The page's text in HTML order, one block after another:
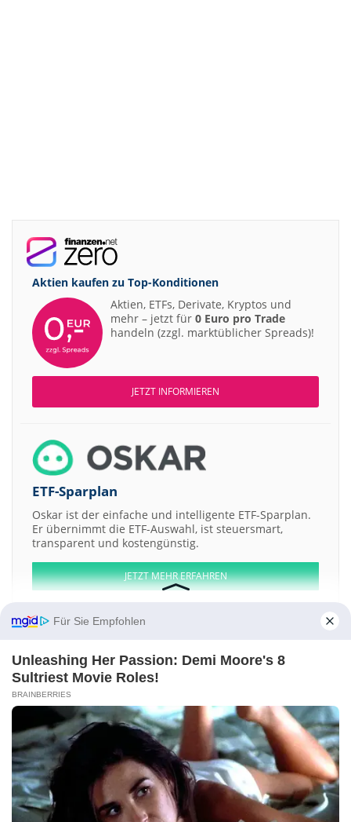
Aktien kaufen zu Top-Konditionen
Aktien, ETFs, Derivate, Kryptos und
mehr – jetzt für 0 Euro pro Trade
handeln (zzgl. marktüblicher Spreads)!
JETZT INFORMIEREN
ETF-Sparplan
Oskar ist der einfache und intelligente ETF-Sparplan.
Er übernimmt die ETF-Auswahl, ist steuersmart,
transparent und kostengünstig.
JETZT MEHR ERFAHREN
Aktien ATX DAX EuroStoxx 50 Dow Jones NASDAQ 100 Nikkei 225
S&P 500
Weitere Aktien:
Landa App 2 LLC Membership Interest Series -8990 Doris LN- Pacific
Legend Group
Liberty Media Adial Pharmaceuticals Siyata Mobile
-Impressum Werbung-Barrierefreiheit
Sitemap
Datenschutz Disclaimer- AGB-Privatsphäre-Einstellungen
Für Sie Empfohlen
Unleashing Her Passion: Demi Moore's 8
Sultriest Movie Roles!
BRAINBERRIES